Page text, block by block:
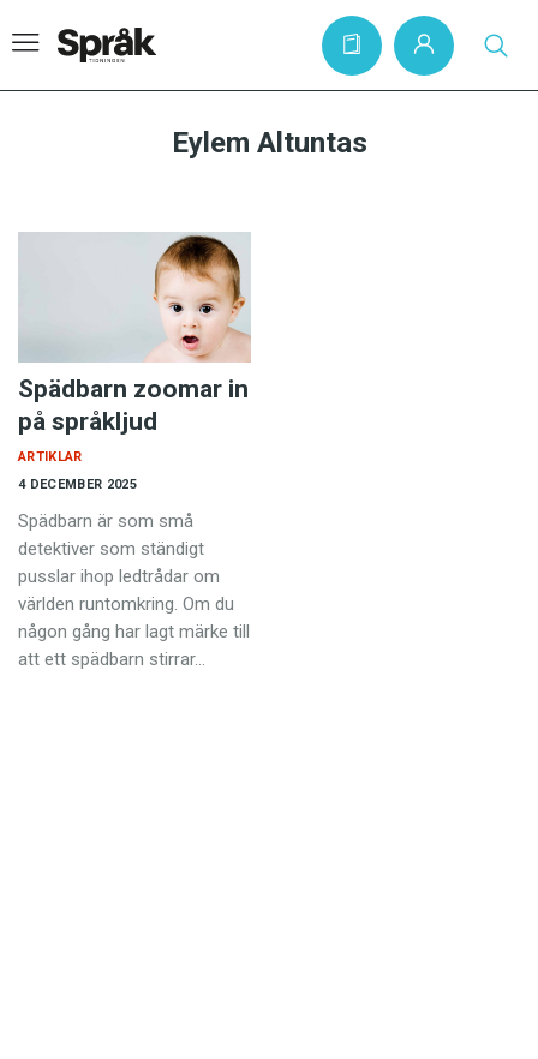
Artiklar
Skrivtips
Bokrecensioner
Kviss
Anmäl till språkpolisen
Föreslå nyord
Annonsera
Eylem Altuntas
Spädbarn zoomar in
på språkljud
4 DECEMBER 2025
ARTIKLAR
Spädbarn är som små
detektiver som ständigt
pusslar ihop ledtrådar om
världen runtomkring. Om du
någon gång har lagt märke till
att ett spädbarn stirrar…